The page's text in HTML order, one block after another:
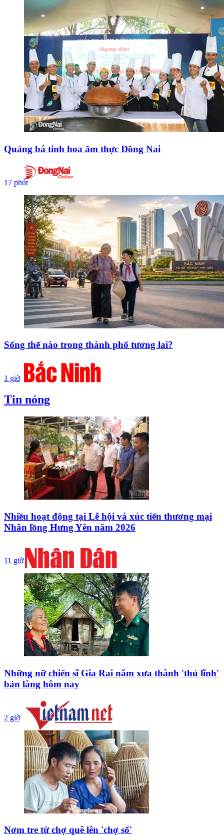
Quảng bá tinh hoa ẩm thực Đồng Nai
17 phút
Sống thế nào trong thành phố tương lai?
1 giờ
Tin nóng
Nhiều hoạt động tại Lễ hội và xúc tiến thương mại
Nhãn lồng Hưng Yên năm 2026
11 giờ
Những nữ chiến sĩ Gia Rai năm xưa thành 'thủ lĩnh'
bản làng hôm nay
2 giờ
Nơm tre từ chợ quê lên 'chợ số'